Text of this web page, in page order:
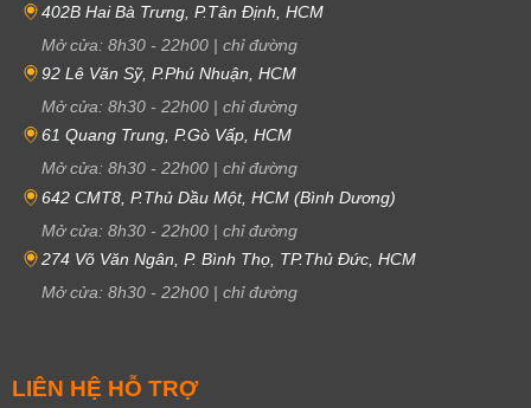
402B Hai Bà Trưng, P.Tân Định, HCM
Mở cửa: 8h30 - 22h00 | chỉ đường
92 Lê Văn Sỹ, P.Phú Nhuận, HCM
Mở cửa: 8h30 - 22h00 | chỉ đường
61 Quang Trung, P.Gò Vấp, HCM
Mở cửa: 8h30 - 22h00 | chỉ đường
642 CMT8, P.Thủ Dầu Một, HCM (Bình Dương)
Mở cửa: 8h30 - 22h00 | chỉ đường
274 Võ Văn Ngân, P. Bình Thọ, TP.Thủ Đức, HCM
Mở cửa: 8h30 - 22h00 | chỉ đường
LIÊN HỆ HỖ TRỢ